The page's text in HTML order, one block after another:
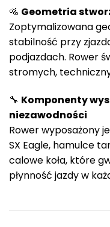
🚵 Geometria
Zoptymalizowana
stabilność przy
podjazdach. Rower
stromych,
🔧 Komponenty
niezawodności
Rower wyposażony
SX Eagle, hamulce
calowe koła, które
płynność jazdy w